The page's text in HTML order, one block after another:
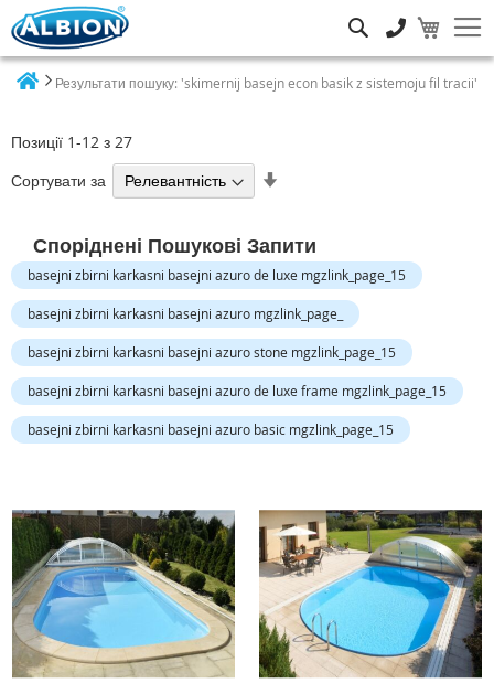
Результати пошуку: 'skimernij basejn econ basik z sistemoju fil tracii'
Позиції 1-12 з 27
Сортувати за
збільшення
Споріднені Пошукові Запити
basejni zbirni karkasni basejni azuro de luxe mgzlink_page_15
basejni zbirni karkasni basejni azuro mgzlink_page_
basejni zbirni karkasni basejni azuro stone mgzlink_page_15
basejni zbirni karkasni basejni azuro de luxe frame mgzlink_page_15
basejni zbirni karkasni basejni azuro basic mgzlink_page_15